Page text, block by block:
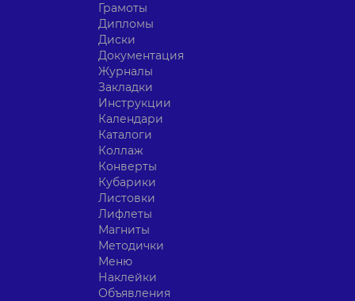
Грамоты
Дипломы
Диски
Документация
Журналы
Закладки
Инструкции
Календари
Каталоги
Коллаж
Конверты
Кубарики
Листовки
Лифлеты
Магниты
Методички
Меню
Наклейки
Объявления